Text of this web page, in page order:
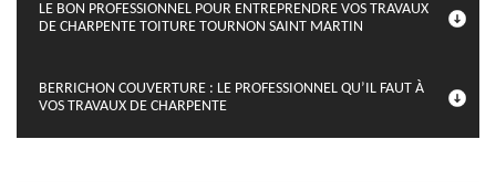
LE BON PROFESSIONNEL POUR ENTREPRENDRE VOS TRAVAUX
DE CHARPENTE TOITURE TOURNON SAINT MARTIN
BERRICHON COUVERTURE : LE PROFESSIONNEL QU’IL FAUT À
VOS TRAVAUX DE CHARPENTE